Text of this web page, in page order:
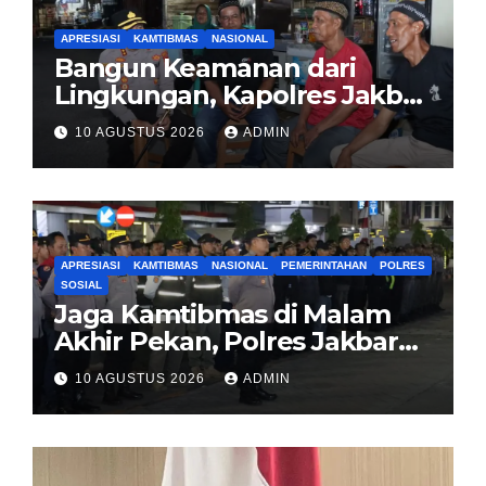
APRESIASI KAMTIBMAS NASIONAL
Bangun Keamanan dari
Lingkungan, Kapolres Jakbar
Ajak Warga Cengkareng
Aktifkan Siskamling
10 AGUSTUS 2026 ADMIN
APRESIASI KAMTIBMAS NASIONAL PEMERINTAHAN
POLRES
SOSIAL
Jaga Kamtibmas di Malam
Akhir Pekan, Polres Jakbar
Gelar KRYD Bersama Tiga
Pilar
10 AGUSTUS 2026 ADMIN